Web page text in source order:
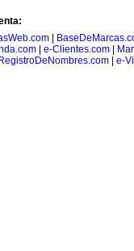
|
e-Clientes.com
RegistroDeNombres.com| e-